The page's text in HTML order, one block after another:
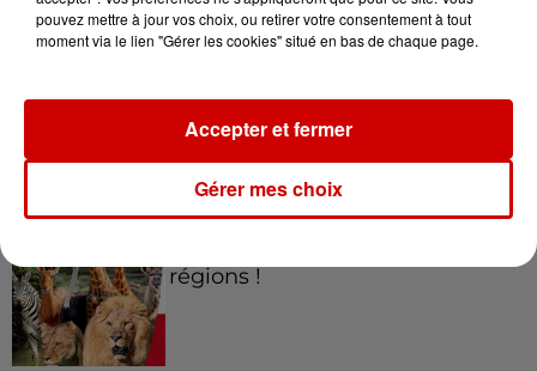
à Coulon !
Le Duel - Gagnez vos entrées
régions !
pouvez mettre à jour vos choix, ou retirer votre consentement à tout
moment via le lien "Gérer les cookies" situé en bas de chaque page.
Gérer mes choix
Accepter et fermer